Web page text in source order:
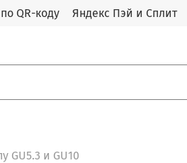
QR-коду Яндекс Пэй и Сплит
GU5.3 и GU10